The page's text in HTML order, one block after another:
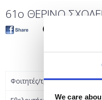
We care
61ο ΘΕΡΙΝΟ
Φοιτητές/τριες